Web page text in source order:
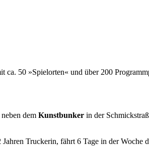
50 »Spielorten« und über 200
neben dem Kunstbunker in der
Jahren Truckerin, fährt 6 Tage in der